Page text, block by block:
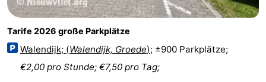
Resort
Nieuwvliet-
Bad
Waterdunen
-
Zeebad
-
Zonneweelde
Tarife 2026 große Parkplätze
Walendijk; (Walendijk, Groede); ±900 Parkplätze;
€2,00 pro Stunde; €7,50 pro Tag;